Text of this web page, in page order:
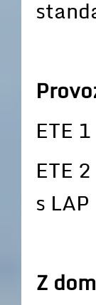
ETE
ETE
s LAP
Z